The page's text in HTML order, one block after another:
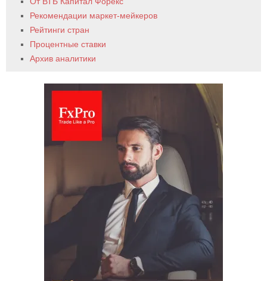
Рекомендации маркет-мейкеров
Рейтинги стран
Процентные ставки
Архив аналитики